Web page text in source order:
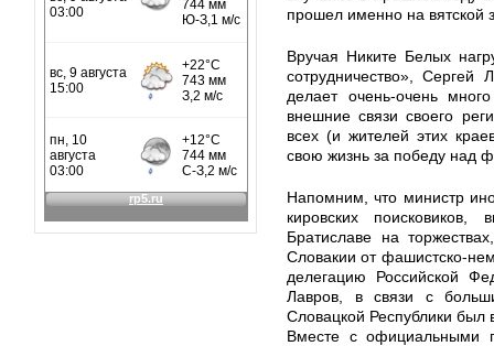
прошел именно на вятской
Вручая Никите Белых
сотрудничество»,
делает очень-очень
внешние связи своего
всех (и жителей этих
свою жизнь за победу над
Напомним, что министр
кировских
Братиславе на
Словакии от фашистско-
делегацию Российской
Лавров, в связи с
Словацкой Республики был
Вместе с официальными